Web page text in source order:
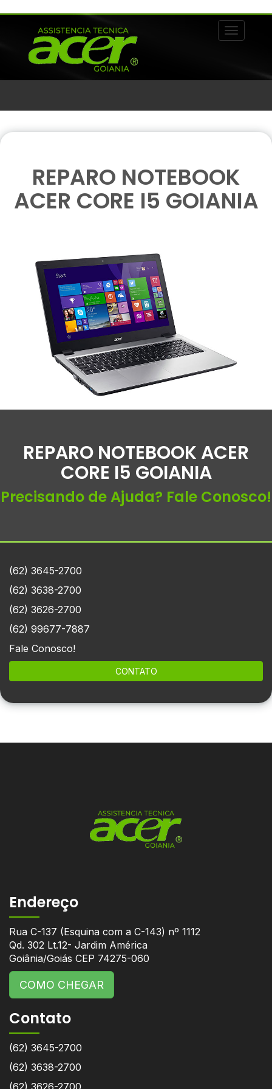
Alternar
REPARO NOTEBOOK
ACER CORE I5 GOIANIA
REPARO NOTEBOOK ACER
CORE I5 GOIANIA
Precisando de Ajuda? Fale Conosco!
(62) 3645-2700
(62) 3638-2700
(62) 3626-2700
(62) 99677-7887
Fale Conosco!
CONTATO
Endereço
Rua C-137 (Esquina com a C-143) nº 1112
Qd. 302 Lt.12- Jardim América
Goiânia/Goiás CEP 74275-060
COMO CHEGAR
Contato
(62) 3645-2700
(62) 3638-2700
(62) 3626-2700